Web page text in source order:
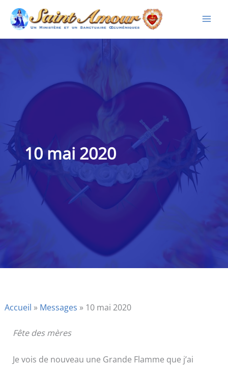
Aller
contenu
10 mai 2020
Accueil » Messages » 10 mai 2020
Fête des mères
Je vois de nouveau une Grande Flamme que j’ai